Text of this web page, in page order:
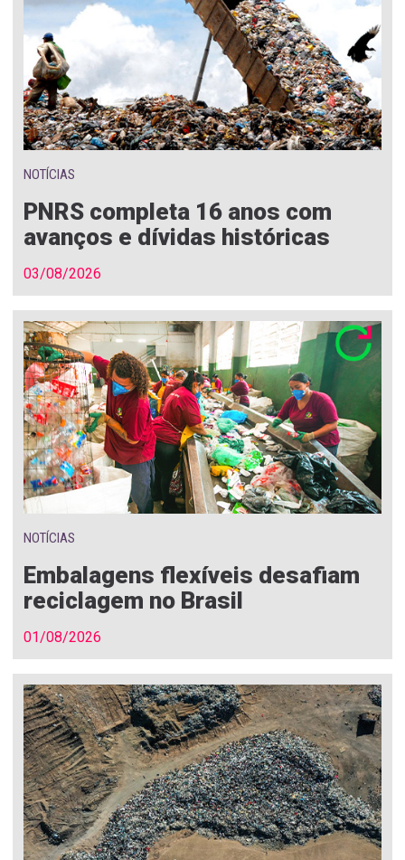
NOTÍCIAS
PNRS completa 16 anos com
avanços e dívidas históricas
03/08/2026
NOTÍCIAS
Embalagens flexíveis desafiam
reciclagem no Brasil
01/08/2026